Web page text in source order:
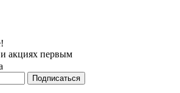
и акциях первым